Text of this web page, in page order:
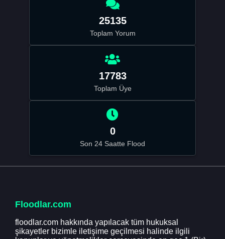
25135
Toplam Yorum
17783
Toplam Üye
0
Son 24 Saatte Flood
Floodlar.com
floodlar.com hakkında yapılacak tüm hukuksal
şikayetler bizimle iletişime geçilmesi halinde ilgili